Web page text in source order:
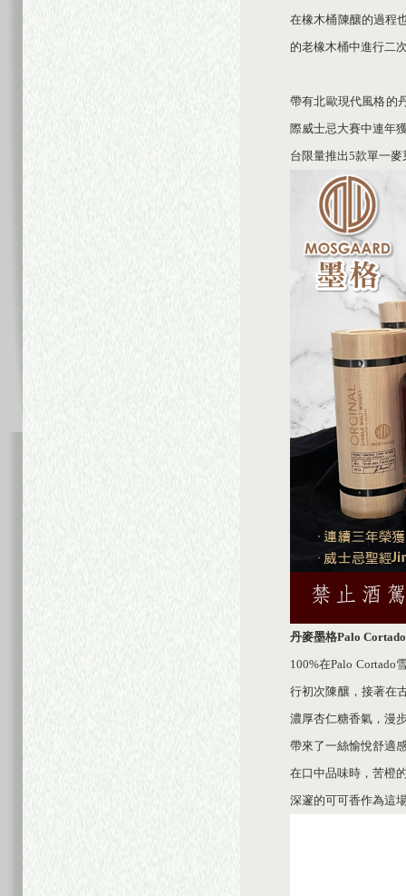
在橡木桶陳釀的過程
的老橡木桶中進行二
帶有北歐現代風格的
際威士忌大賽中連年
台限量推出5款單一
丹麥墨格Palo Cortado
100%在Palo Cortado
行初次陳釀，接著在
濃厚杏仁糖香氣，漫
帶來了一絲愉悅舒適
在口中品味時，苦橙
深邃的可可香作為這